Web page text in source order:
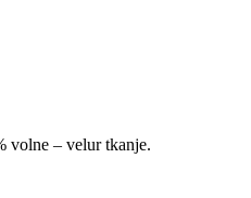
volne – velur tkanje.